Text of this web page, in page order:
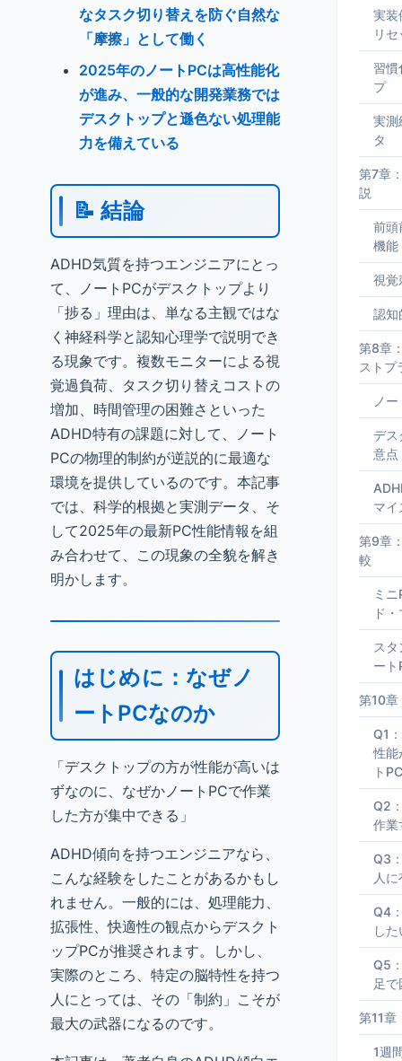
なタスク切り替えを防ぐ自然な
「摩擦」として働く
2025年のノートPCは高性能化
が進み、一般的な開発業務では
デスクトップと遜色ない処理能
力を備えている
📝 結論
ADHD気質を持つエンジニアにとっ
て、ノートPCがデスクトップより
「捗る」理由は、単なる主観ではな
く神経科学と認知心理学で説明でき
る現象です。複数モニターによる視
覚過負荷、タスク切り替えコストの
増加、時間管理の困難さといった
ADHD特有の課題に対して、ノート
PCの物理的制約が逆説的に最適な
環境を提供しているのです。本記事
では、科学的根拠と実測データ、そ
して2025年の最新PC性能情報を組
み合わせて、この現象の全貌を解き
明かします。
はじめに：なぜノ
ートPCなのか
「デスクトップの方が性能が高いは
ずなのに、なぜかノートPCで作業
した方が集中できる」
ADHD傾向を持つエンジニアなら、
こんな経験をしたことがあるかもし
れません。一般的には、処理能力、
拡張性、快適性の観点からデスクト
ップPCが推奨されます。しかし、
実際のところ、特定の脳特性を持つ
人にとっては、その「制約」こそが
最大の武器になるのです。
実装
リ
習慣
プ
実測
タ
第7章
説
前頭
機能
視覚
認知
第8章
ストプ
ノ
デス
意点
マイ
第9章
較
ミ
ド
ス
ート
第10章
Q1
性能
ト
Q2
作業
Q3
人
Q4
し
Q5
足
第11章
1週